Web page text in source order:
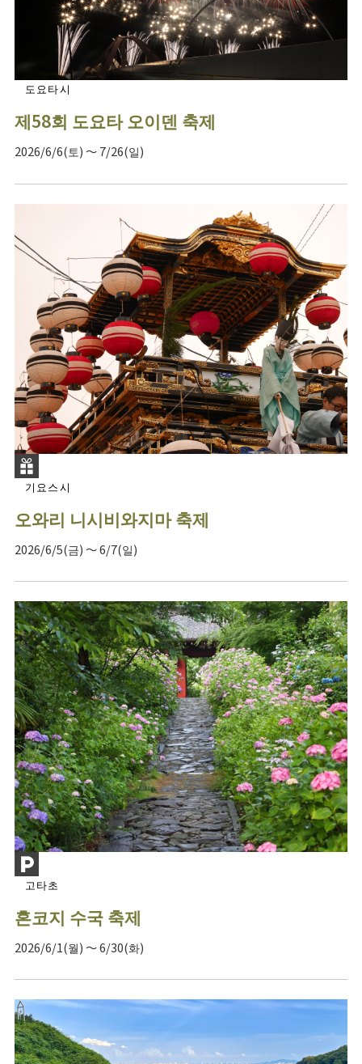
도요타시
제58회 도요타 오이덴 축제
2026/6/6(토) ～ 7/26(일)
기요스시
오와리 니시비와지마 축제
2026/6/5(금) ～ 6/7(일)
고타초
혼코지 수국 축제
2026/6/1(월) ～ 6/30(화)